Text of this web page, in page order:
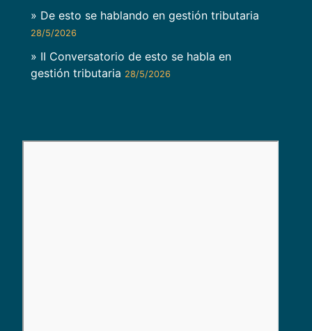
» De esto se hablando en gestión tributaria
28/5/2026
» II Conversatorio de esto se habla en
gestión tributaria 28/5/2026